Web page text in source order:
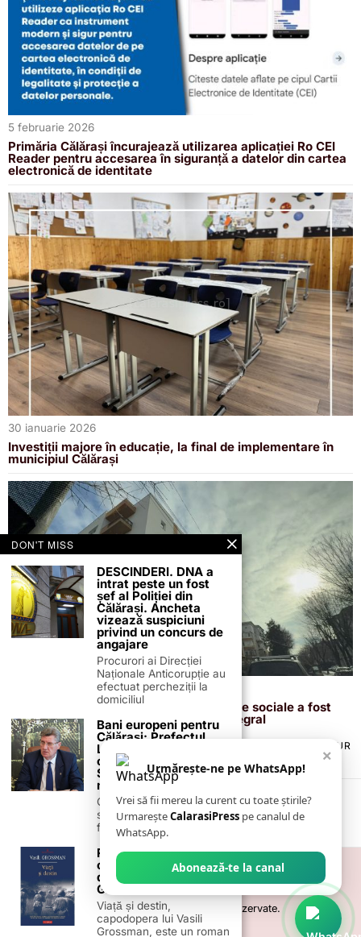
5 februarie 2026
Primăria Călărași încurajează utilizarea aplicației Ro CEI
Reader pentru accesarea în siguranță a datelor din cartea
electronică de identitate
30 ianuarie 2026
Investiții majore în educație, la final de implementare în
municipiul Călărași
Primarul Marius Dulce: blocul de locuințe sociale a fost
finalizat, iar zona va fi modernizată integral
TERMENI ȘI CONDIȚII
POLITICA DE ANULARE & RETUR
PUBLICITATE ONLINE & TIPĂRITĂ
CONTACT
ZIARUL ANUNȚUL CĂLĂRĂȘEAN
2026- Toate drepturile sunt rezervate.
×
Urmărește-ne pe WhatsApp!
Vrei să fii mereu la curent cu toate știrile?
UrmareșteCalarasiPress pe canalul de
WhatsApp.
Abonează-te la canal
DON'T MISS
DESCINDERI. DNA a
intrat peste un fost
șef al Poliției din
Călărași. Ancheta
vizează suspiciuni
privind un concurs de
angajare
Procurori ai Direcției
Naționale Anticorupție au
efectuat percheziții la
domiciliul
Bani europeni pentru
Călărași: Prefectul
Laurențiu State anunță
colaborarea cu ADR
Sud-Muntenia pentru
noi finanțări
Călărașul se pregătește
să intre pe harta
finanțărilor europene, cu
Recomandare de
carte – „Viață și
destin” de Vasili
Grossman
Viață și destin,
capodopera lui Vasili
Grossman, este un roman